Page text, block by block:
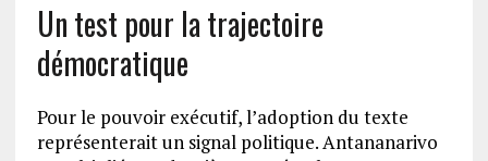
Un test pour la trajectoire
démocratique
Pour le pouvoir exécutif, l’adoption du texte
représenterait un signal politique. Antananarivo